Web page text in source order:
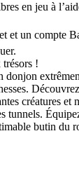
en jeu à
et un compte
!
donjon
créatures et
tunnels.
butin du